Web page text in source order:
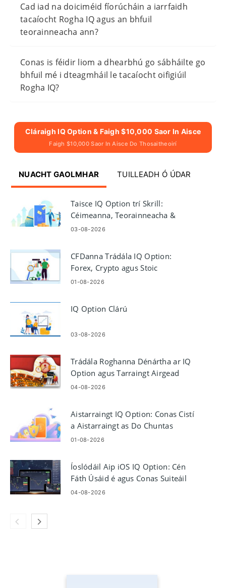
Cad iad na doiciméid fíorúcháin a iarrfaidh
tacaíocht Rogha IQ agus an bhfuil
teorainneacha ann?
Conas is féidir liom a dhearbhú go sábháilte go
bhfuil mé i dteagmháil le tacaíocht oifigiúil
Rogha IQ?
Cláraigh IQ Option & Faigh $10,000 Saor In Aisce
Faigh $10,000 Saor In Aisce Do Thosaitheoirí
NUACHT GAOLMHAR TUILLEADH Ó ÚDAR
Taisce IQ Option trí Skrill:
Céimeanna, Teorainneacha &
Amanna Próiseála
03-08-2026
CFDanna Trádála IQ Option:
Forex, Crypto agus Stoic
01-08-2026
IQ Option Clárú
03-08-2026
Trádála Roghanna Dénártha ar IQ
Option agus Tarraingt Airgead
04-08-2026
Aistarraingt IQ Option: Conas Cistí
a Aistarraingt as Do Chuntas
01-08-2026
Íoslódáil Aip iOS IQ Option: Cén
Fáth Úsáid é agus Conas Suiteáil
04-08-2026